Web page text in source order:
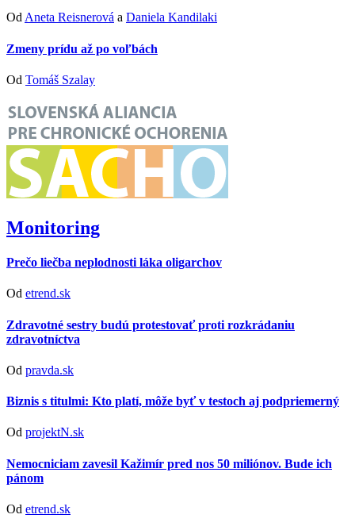
OdAneta Reisnerová a Daniela Kandilaki
Zmeny prídu až po voľbách
Od Tomáš Szalay
Monitoring
Prečo liečba neplodnosti láka oligarchov
Od etrend.sk
Zdravotné sestry budú protestovať proti rozkrádaniu
zdravotníctva
Od pravda.sk
Biznis s titulmi: Kto platí, môže byť v testoch aj podpriemerný
Od projektN.sk
Nemocniciam zavesil Kažimír pred nos 50 miliónov. Bude ich
pánom
Od etrend.sk